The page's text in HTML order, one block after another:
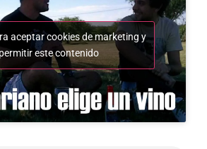
aceptar cookies de marketing y
permitir este contenido